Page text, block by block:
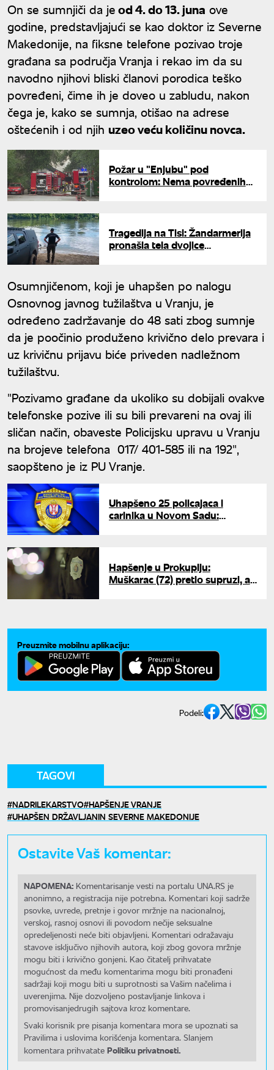
On se sumnjiči da jeod 4. do 13. juna ove
godine, predstavljajući se kao doktor iz Severne
Makedonije, na fiksne telefone pozivao troje
građana sa područja Vranja i rekao im da su
navodno njihovi bliski članovi porodica teško
povređeni, čime ih je doveo u zabludu, nakon
čega je, kako se sumnja, otišao na adrese
oštećenih i od njih uzeo veću količinu novca.
Požar u "Enjubu" pod
kontrolom: Nema povređenih
Tragedija na Tisi: Žandarmerija
pronašla tela dvojice
Osumnjičenom, koji je uhapšen po nalogu
Osnovnog javnog tužilaštva u Vranju, je
određeno zadržavanje do 48 sati zbog sumnje
da je poočinio produženo krivično delo prevara i
uz krivičnu prijavu biće priveden nadležnom
tužilaštvu.
"Pozivamo građane da ukoliko su dobijali ovakve
telefonske pozive ili su bili prevareni na ovaj ili
sličan način, obaveste Policijsku upravu u Vranju
na brojeve telefona 017/ 401-585 ili na 192",
saopšteno je iz PU Vranje.
Uhapšeno 25 policajaca i
carinika u Novom Sadu:
Hapšenje u Prokuplju:
Muškarac (72) pretio supruzi, a
Preuzmite mobilnu aplikaciju:
Podeli:
TAGOVI
NADRILEKARSTVO HAPŠENJE VRANJE
UHAPŠEN DRŽAVLJANIN SEVERNE MAKEDONIJE
Ostavite Vaš komentar:
NAPOMENA: Komentarisanje vesti na portalu UNA.RS je
anonimno, a registracija nije potrebna. Komentari koji sadrže
psovke, uvrede, pretnje i govor mržnje na nacionalnoj,
verskoj, rasnoj osnovi ili povodom nečije seksualne
opredeljenosti neće biti objavljeni. Komentari odražavaju
stavove isključivo njihovih autora, koji zbog govora mržnje
mogu biti i krivično gonjeni. Kao čitatelj prihvatate
mogućnost da među komentarima mogu biti pronađeni
sadržaji koji mogu biti u suprotnosti sa Vašim načelima i
uverenjima. Nije dozvoljeno postavljanje linkova i
promovisanjedrugih sajtova kroz komentare.
Svaki korisnik pre pisanja komentara mora se upoznati sa
Pravilima i uslovima korišćenja komentara. Slanjem
komentara prihvatate Politiku privatnosti.